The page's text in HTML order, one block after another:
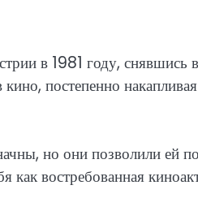
в 1981 году, снявшись
постепенно
но они позволили ей
востребованная